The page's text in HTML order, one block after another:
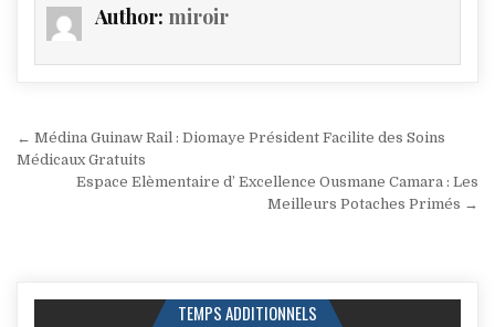
Author: miroir
Navigation
de
l’article
← Médina Guinaw Rail : Diomaye Président Facilite des Soins
Médicaux Gratuits
Espace Elèmentaire d’ Excellence Ousmane Camara : Les
Meilleurs Potaches Primés →
TEMPS ADDITIONNELS